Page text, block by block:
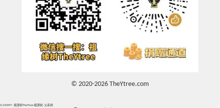
© 2020-2026 TheYtree.com
O-Z25097 - 祖源树TheYtree 祖源树, 父系树